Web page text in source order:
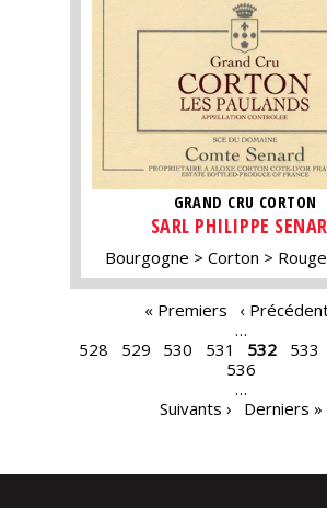
GRAND CRU CORTON
SARL PHILIPPE
Bourgogne Corton Rouge
« Premiers
‹
…
528
529 530 531 532 533
536
…
Suivants ›
Derniers »